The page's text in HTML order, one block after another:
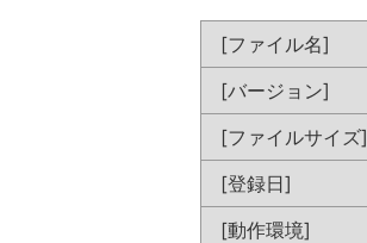
[ファイル名]
[バージョン]
[ファイルサイズ]
[登録日]
[動作環境]